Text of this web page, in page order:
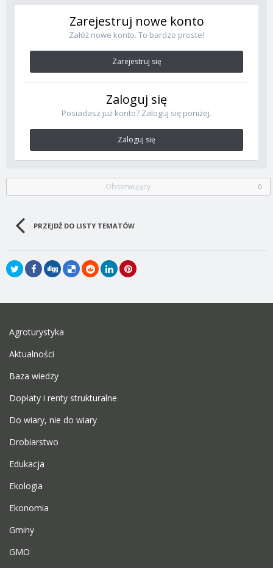
Zarejestruj nowe konto
Załóż nowe konto. To bardzo proste!
Zarejestruj się
Zaloguj się
Posiadasz już konto? Zaloguj się poniżej.
Zaloguj się
Obserwujący 0
PRZEJDŹ DO LISTY TEMATÓW
Agroturystyka
Aktualności
Baza wiedzy
Dopłaty i renty strukturalne
Do wiary, nie do wiary
Drobiarstwo
Edukacja
Ekologia
Ekonomia
Gminy
GMO